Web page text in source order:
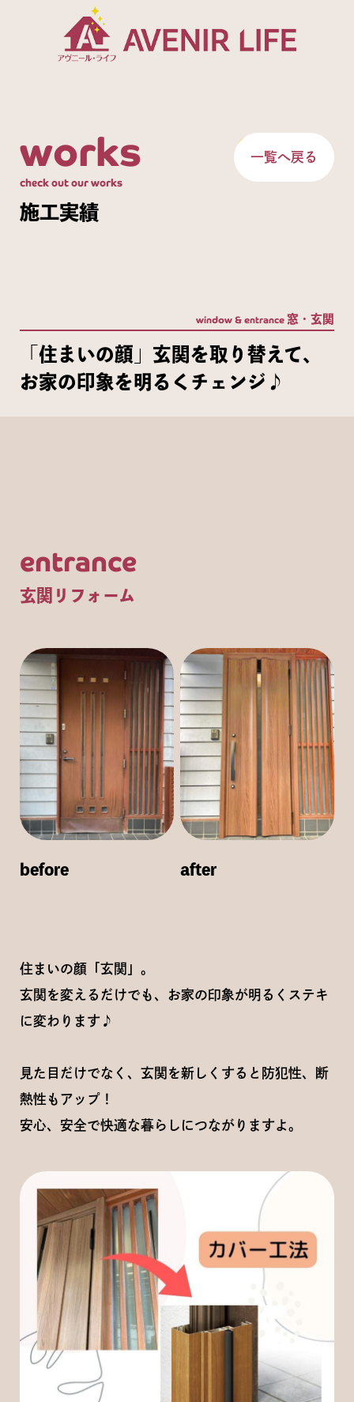
works
check out our works
施工実績
一覧へ戻る
window & entrance 窓・玄関
「住まいの顔」玄関を取り替えて、
お家の印象を明るくチェンジ♪
entrance
玄関リフォーム
before after
住まいの顔「玄関」。
玄関を変えるだけでも、お家の印象が明るくステキ
に変わります♪
見た目だけでなく、玄関を新しくすると防犯性、断
熱性もアップ！
安心、安全で快適な暮らしにつながりますよ。